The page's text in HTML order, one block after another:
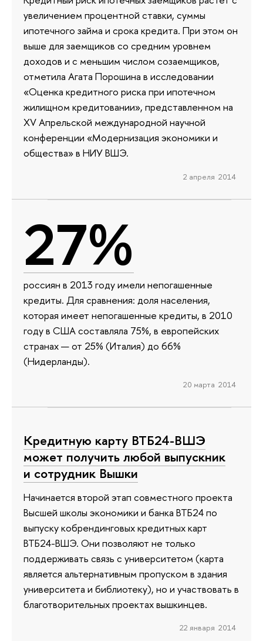
увеличением процентной ставки, суммы
ипотечного займа и срока кредита. При этом он
выше для заемщиков со средним уровнем
доходов и с меньшим числом созаемщиков,
отметила Агата Порошина в исследовании
«Оценка кредитного риска при ипотечном
жилищном кредитовании», представленном на
XV Апрельской международной научной
конференции «Модернизация экономики и
общества» в НИУ ВШЭ.
2 апреля 2014
27%
россиян в 2013 году имели непогашенные
кредиты. Для сравнения: доля населения,
которая имеет непогашенные кредиты, в 2010
году в США составляла 75%, в европейских
странах — от 25% (Италия) до 66%
(Нидерланды).
20 марта 2014
Кредитную карту ВТБ24-ВШЭ
может получить любой выпускник
и сотрудник Вышки
Начинается второй этап совместного проекта
Высшей школы экономики и банка ВТБ24 по
выпуску кобрендинговых кредитных карт
ВТБ24-ВШЭ. Они позволяют не только
поддерживать связь с университетом (карта
является альтернативным пропуском в здания
университета и библиотеку), но и участвовать в
благотворительных проектах вышкинцев.
22 января 2014